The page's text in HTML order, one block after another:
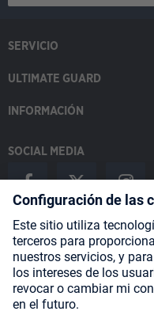
SERVICIO
ULTIMATE GUARD
INFORMACIÓN
SOCIAL MEDIA
Payment Methods